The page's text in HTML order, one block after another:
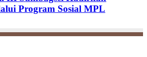
Program Sosial MPL